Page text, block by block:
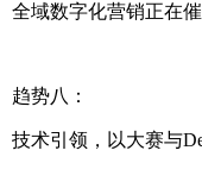
全域数字化营销正在
趋势八：
技术引领，以大赛与